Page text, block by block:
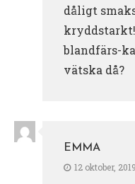
dåligt
blandfärs-
vätska då?
EMMA
12 oktober,